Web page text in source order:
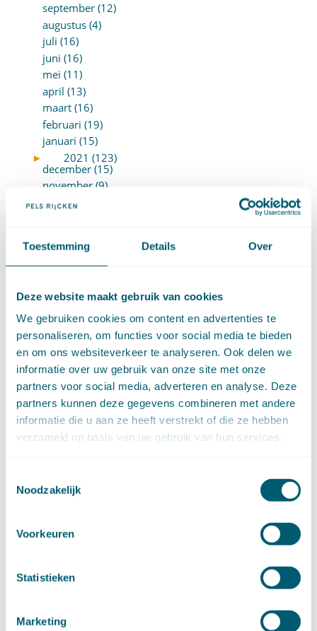
Toestemming Details Over
Deze website maakt gebruik van cookies
We gebruiken cookies om content en advertenties te
personaliseren, om functies voor social media te bieden
en om ons websiteverkeer te analyseren. Ook delen we
informatie over uw gebruik van onze site met onze
partners voor social media, adverteren en analyse. Deze
partners kunnen deze gegevens combineren met andere
informatie die u aan ze heeft verstrekt of die ze hebben
verzameld op basis van uw gebruik van hun services.
Noodzakelijk
Voorkeuren
Statistieken
Marketing
september (12)
augustus (4)
juli (16)
juni (16)
mei (11)
april (13)
maart (16)
februari (19)
januari (15)
►
2021 (123)
december (15)
november (9)
oktober (13)
juli (4)
juni (14)
april (11)
maart (14)
februari (11)
januari (15)
►
2020 (154)
december (6)
november (14)
augustus (2)
mei (12)
maart (15)
►
2019 (147)
oktober (13)